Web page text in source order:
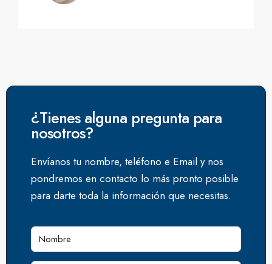
¿Tienes alguna pregunta para
nosotros?
Envíanos tu nombre, teléfono e Email y nos
pondremos en contacto lo más pronto posible
para darte toda la información que necesitas.